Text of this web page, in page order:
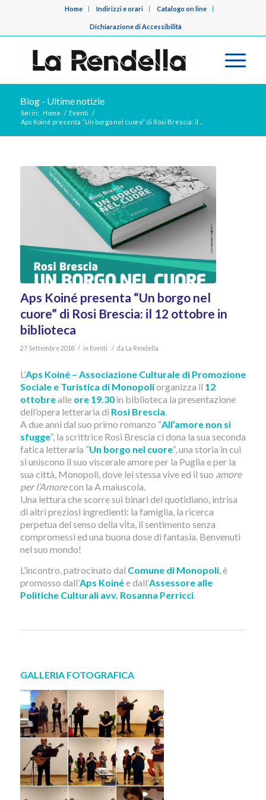
Home Indirizzi e orari Catalogo on line
Dichiarazione di Accessibilità
Blog - Ultime notizie
Sei in: Home / Eventi /
Aps Koiné presenta “Un borgo nel cuore” di Rosi Brescia: il ...
Aps Koiné presenta “Un borgo nel
cuore” di Rosi Brescia: il 12 ottobre in
biblioteca
27 Settembre 2018 / in Eventi / da La Rendella
L’Aps Koiné – Associazione Culturale di Promozione
Sociale e Turistica di Monopoliorganizza il 12
ottobrealle ore 19.30in biblioteca la presentazione
dell’opera letteraria di Rosi Brescia.
A due anni dal suo primo romanzo “All’amore non si
sfugge“, la scrittrice Rosi Brescia ci dona la sua seconda
fatica letteraria “Un borgo nel cuore“, una storia in cui
si uniscono il suo viscerale amore per la Puglia e per la
sua città, Monopoli, dove lei stessa vive ed il suo amore
per l’Amorecon la A maiuscola.
Una lettura che scorre sui binari del quotidiano, intrisa
di altri preziosi ingredienti: la famiglia, la ricerca
perpetua del senso della vita, il sentimento senza
compromessi ed una buona dose di fantasia. Benvenuti
nel suo mondo!
L’incontro, patrocinato dal Comune di Monopoli, è
promosso dall’Aps Koinée dall’Assessore alle
Politiche Culturali avv. Rosanna Perricci.
GALLERIA FOTOGRAFICA